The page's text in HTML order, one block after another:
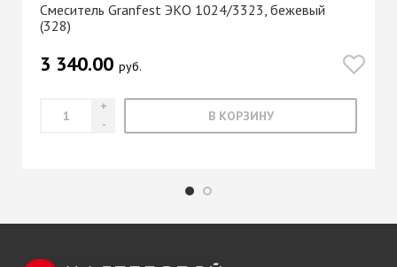
Смеситель Granfest ЭКО 1024/3323, бежевый
(328)
3 340.00 руб.
В КОРЗИНУ